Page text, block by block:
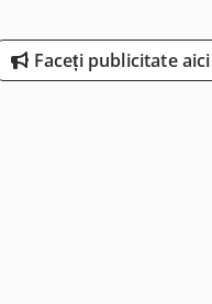
Faceți publicitate aici